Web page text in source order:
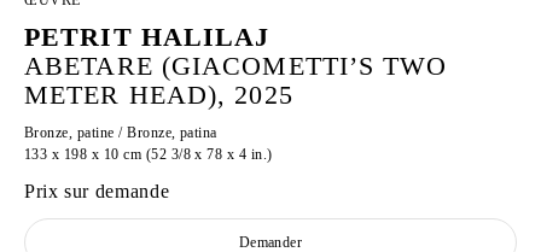
PETRIT HALILAJ
ABETARE (GIACOMETTI’S TWO
METER HEAD), 2025
Bronze, patine / Bronze, patina
133 x 198 x 10 cm (52 3/8 x 78 x 4 in.)
Prix sur demande
Demander